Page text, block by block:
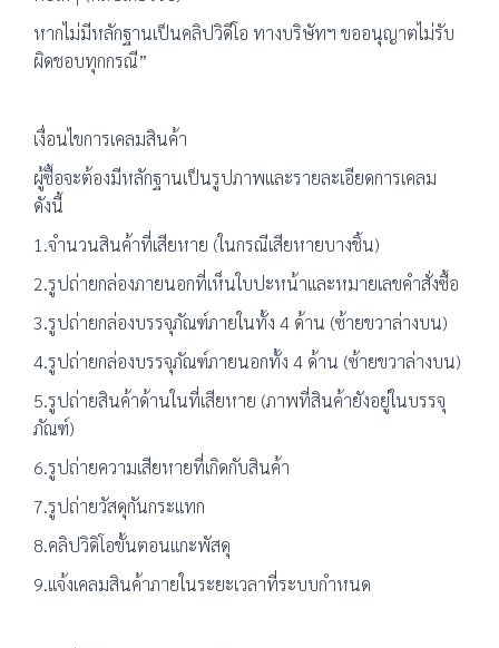
หากไม่มีหลักฐานเป็นคลิปวิดีโอ ทางบริษัทฯ ขออนุญาตไม่รับ
ผิดชอบทุกกรณี”
เงื่อนไขการเคลมสินค้า
ผู้ซื้อจะต้องมีหลักฐานเป็นรูปภาพและรายละเอียดการเคลม
ดังนี้
1.จำนวนสินค้าที่เสียหาย (ในกรณีเสียหายบางชิ้น)
2.รูปถ่ายกล่องภายนอกที่เห็นใบปะหน้าและหมายเลขคำสั่งซื้อ
3.รูปถ่ายกล่องบรรจุภัณฑ์ภายในทั้ง 4 ด้าน (ซ้ายขวาล่างบน)
4.รูปถ่ายกล่องบรรจุภัณฑ์ภายนอกทั้ง 4 ด้าน (ซ้ายขวาล่างบน)
5.รูปถ่ายสินค้าด้านในที่เสียหาย (ภาพที่สินค้ายังอยู่ในบรรจุ
ภัณฑ์)
6.รูปถ่ายความเสียหายที่เกิดกับสินค้า
7.รูปถ่ายวัสดุกันกระแทก
8.คลิปวิดิโอขั้นตอนแกะพัสดุ
9.แจ้งเคลมสินค้าภายในระยะเวลาที่ระบบกำหนด